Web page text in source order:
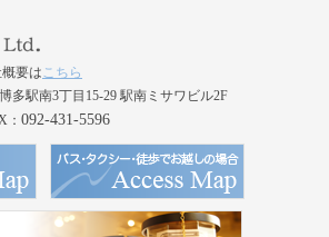
要はこちら
多駅南3丁目15-29 駅南ミサワビル2F
092-431-5596